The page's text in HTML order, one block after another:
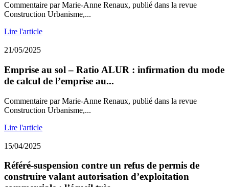
Commentaire par Marie-Anne Renaux, publié dans la revue
Construction Urbanisme,...
Lire l'article
21/05/2025
Emprise au sol – Ratio ALUR : infirmation du mode
de calcul de l’emprise au...
Commentaire par Marie-Anne Renaux, publié dans la revue
Construction Urbanisme,...
Lire l'article
15/04/2025
Référé-suspension contre un refus de permis de
construire valant autorisation d’exploitation